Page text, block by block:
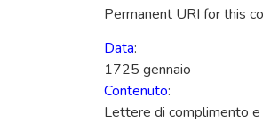
Permanent URI for this
Data:
1725 gennaio
Contenuto:
Lettere di complimento